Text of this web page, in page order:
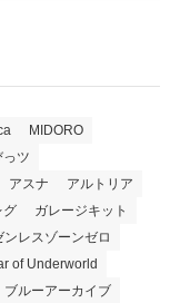
MIDORO
っツ
アスナ
アルトリア
グ
ガレージキット
ンレスゾーンゼロ
of Underworld
ブルーアーカイブ